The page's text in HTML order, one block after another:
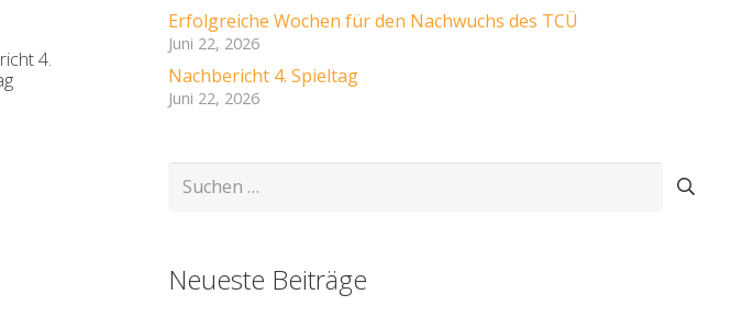
4.
Erfolgreiche Wochen für den Nachwuchs des TCÜ
Juni 22, 2026
Nachbericht 4. Spieltag
Juni 22, 2026
Suchen
Neueste Beiträge